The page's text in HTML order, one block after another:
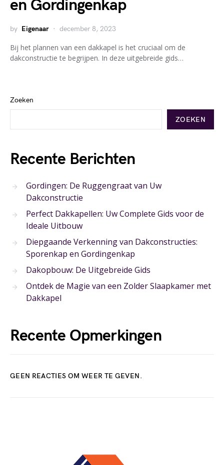
en Gordingenkap
by Eigenaar december 8, 2023
Bij het plannen van een dakkapel is het cruciaal om de
dakconstructie te begrijpen. In deze uitgebreide gids…
Zoeken
ZOEKEN
Recente Berichten
Gordingen: De Ruggengraat van Uw
Dakconstructie
Perfect Dakkapellen: Uw Complete Gids voor de
Ideale Uitbouw
Diepgaande Verkenning van Dakconstructies:
Sporenkap en Gordingenkap
Dakopbouw: De Uitgebreide Gids
Ontdek de Magie van een Zolder Slaapkamer met
Dakkapel
Recente Opmerkingen
GEEN REACTIES OM WEER TE GEVEN.